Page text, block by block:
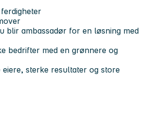
blir ambassadør for en løsning med
bedrifter med en grønnere og
sterke resultater og store